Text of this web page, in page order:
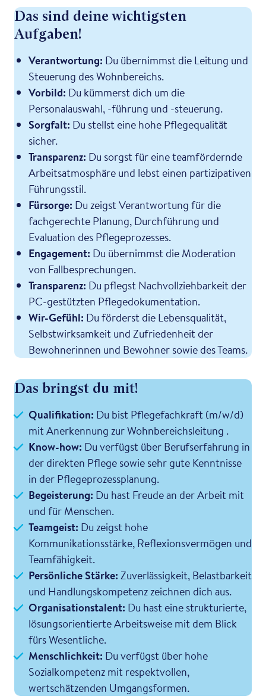
Das sind deine wichtigsten
Aufgaben!
Verantwortung: Du übernimmst die Leitung und
Steuerung des Wohnbereichs.
Vorbild: Du kümmerst dich um die
Personalauswahl, -führung und -steuerung.
Sorgfalt: Du stellst eine hohe Pflegequalität
sicher.
Transparenz: Du sorgst für eine teamfördernde
Arbeitsatmosphäre und lebst einen partizipativen
Führungsstil.
Fürsorge: Du zeigst Verantwortung für die
fachgerechte Planung, Durchführung und
Evaluation des Pflegeprozesses.
Engagement: Du übernimmst die Moderation
von Fallbesprechungen.
Transparenz: Du pflegst Nachvollziehbarkeit der
PC-gestützten Pflegedokumentation.
Wir-Gefühl: Du förderst die Lebensqualität,
Selbstwirksamkeit und Zufriedenheit der
Bewohnerinnen und Bewohner sowie des Teams.
Das bringst du mit!
Qualifikation: Du bist Pflegefachkraft (m/w/d)
mit Anerkennung zur Wohnbereichsleitung .
Know-how: Du verfügst über Berufserfahrung in
der direkten Pflege sowie sehr gute Kenntnisse
in der Pflegeprozessplanung.
Begeisterung: Du hast Freude an der Arbeit mit
und für Menschen.
Teamgeist: Du zeigst hohe
Kommunikationsstärke, Reflexionsvermögen und
Teamfähigkeit.
Persönliche Stärke:Zuverlässigkeit, Belastbarkeit
und Handlungskompetenz zeichnen dich aus.
Organisationstalent: Du hast eine strukturierte,
lösungsorientierte Arbeitsweise mit dem Blick
fürs Wesentliche.
Menschlichkeit: Du verfügst über hohe
Sozialkompetenz mit respektvollen,
wertschätzenden Umgangsformen.